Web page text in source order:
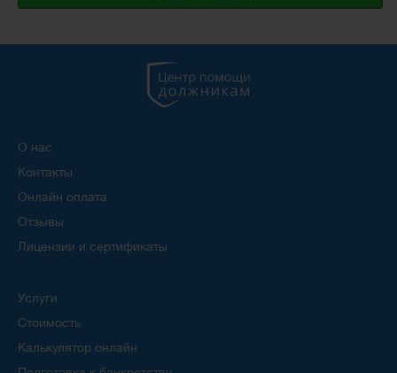
О нас
Контакты
Онлайн оплата
Отзывы
Лицензии и сертификаты
Услуги
Стоимость
Калькулятор онлайн